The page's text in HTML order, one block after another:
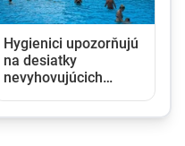
Hygienici upozorňujú
na desiatky
nevyhovujúcich